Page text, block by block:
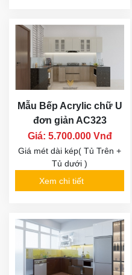
Mẫu Bếp Acrylic chữ U
đơn giản AC323
Giá: 5.700.000 Vnđ
Giá mét dài kép( Tủ Trên +
Tủ dưới )
Xem chi tiết